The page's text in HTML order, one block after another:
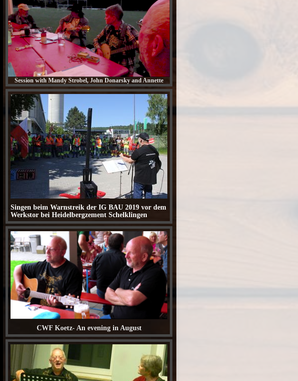
Session with Mandy Strobel, John Donarsky and Annette
Singen beim Warnstreik der IG BAU 2019 vor dem
Werkstor bei Heidelbergzement Schelklingen
CWF Koetz- An evening in August